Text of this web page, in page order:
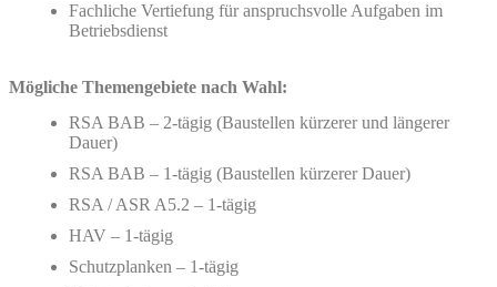
Fachliche Vertiefung für anspruchsvolle Aufgaben im
Betriebsdienst
Mögliche Themengebiete nach Wahl:
RSA BAB – 2-tägig (Baustellen kürzerer und längerer
Dauer)
RSA BAB – 1-tägig (Baustellen kürzerer Dauer)
RSA / ASR A5.2 – 1-tägig
HAV – 1-tägig
Schutzplanken – 1-tägig